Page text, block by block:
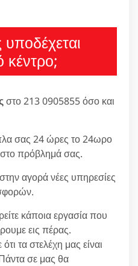
κέντρο;
στο 213 0905855 όσο και
σας 24 ώρες το 24ωρο
πρόβλημά σας.
αγορά νέες υπηρεσίες
κάποια εργασία που
εις πέρας.
τα στελέχη μας είναι
σε μας θα